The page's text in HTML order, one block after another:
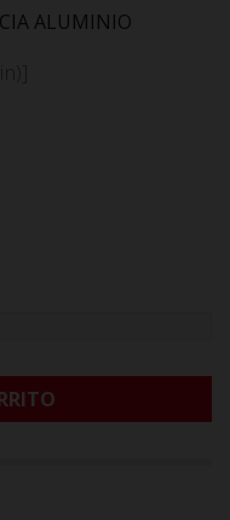
ALUMINIO